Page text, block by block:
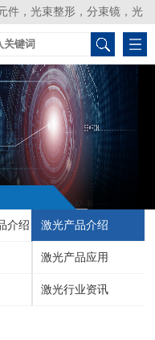
件，光束整形，分束镜，光
介绍 激光产品介绍
激光产品应用
激光行业资讯